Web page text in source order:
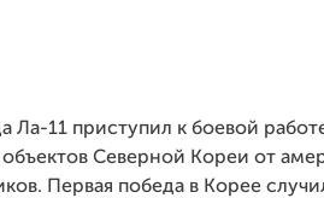
Ла-11 приступил к боевой
Северной Кореи от
Первая победа в Корее